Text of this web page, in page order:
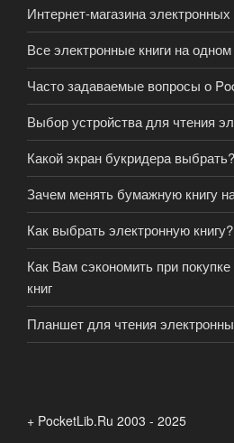
Интернет-магазина электронных
Все электронные книги на
Часто задаваемые вопросы о
Выбор устройства для чтения
Какой экран букридера выбрать?
Зачем менять бумажную книгу
Как выбрать электронную книгу?
Как Вам сэкономить при
книг
Планшет для чтения
+ PocketLib.Ru 2003 - 2025